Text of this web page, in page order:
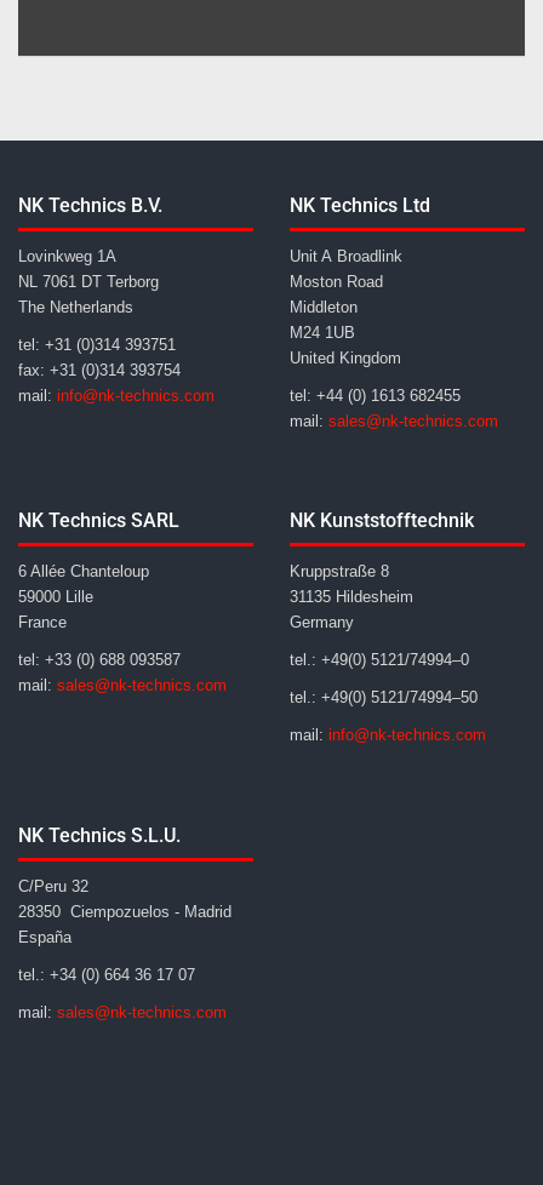
NK Technics B.V.
Lovinkweg 1A
NL 7061 DT Terborg
The Netherlands
tel: +31 (0)314 393751
fax: +31 (0)314 393754
mail: info@nk-technics.com
NK Technics Ltd
Unit A Broadlink
Moston Road
Middleton
M24 1UB
United Kingdom
tel: +44 (0) 1613 682455
mail: sales@nk-technics.com
NK Technics SARL
6 Allée Chanteloup
59000 Lille
France
tel: +33 (0) 688 093587
mail: sales@nk-technics.com
NK Kunststofftechnik
Kruppstraße 8
31135 Hildesheim
Germany
tel.: +49(0) 5121/74994–0
tel.: +49(0) 5121/74994–50
mail: info@nk-technics.com
NK Technics S.L.U.
C/Peru 32
28350 Ciempozuelos - Madrid
España
tel.: +34 (0) 664 36 17 07
mail: sales@nk-technics.com